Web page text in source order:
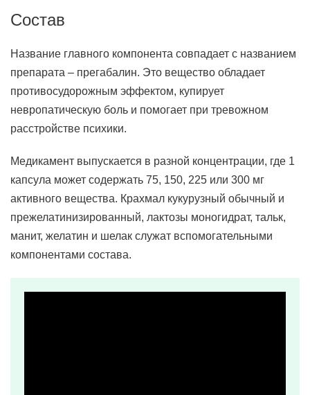
Состав
Название главного компонента совпадает с названием
препарата – прегабалин. Это вещество обладает
противосудорожным эффектом, купирует
невропатическую боль и помогает при тревожном
расстройстве психики.
Медикамент выпускается в разной концентрации, где 1
капсула может содержать 75, 150, 225 или 300 мг
активного вещества. Крахмал кукурузный обычный и
прежелатинизированный, лактозы моногидрат, тальк,
манит, желатин и шелак служат вспомогательными
компонентами состава.